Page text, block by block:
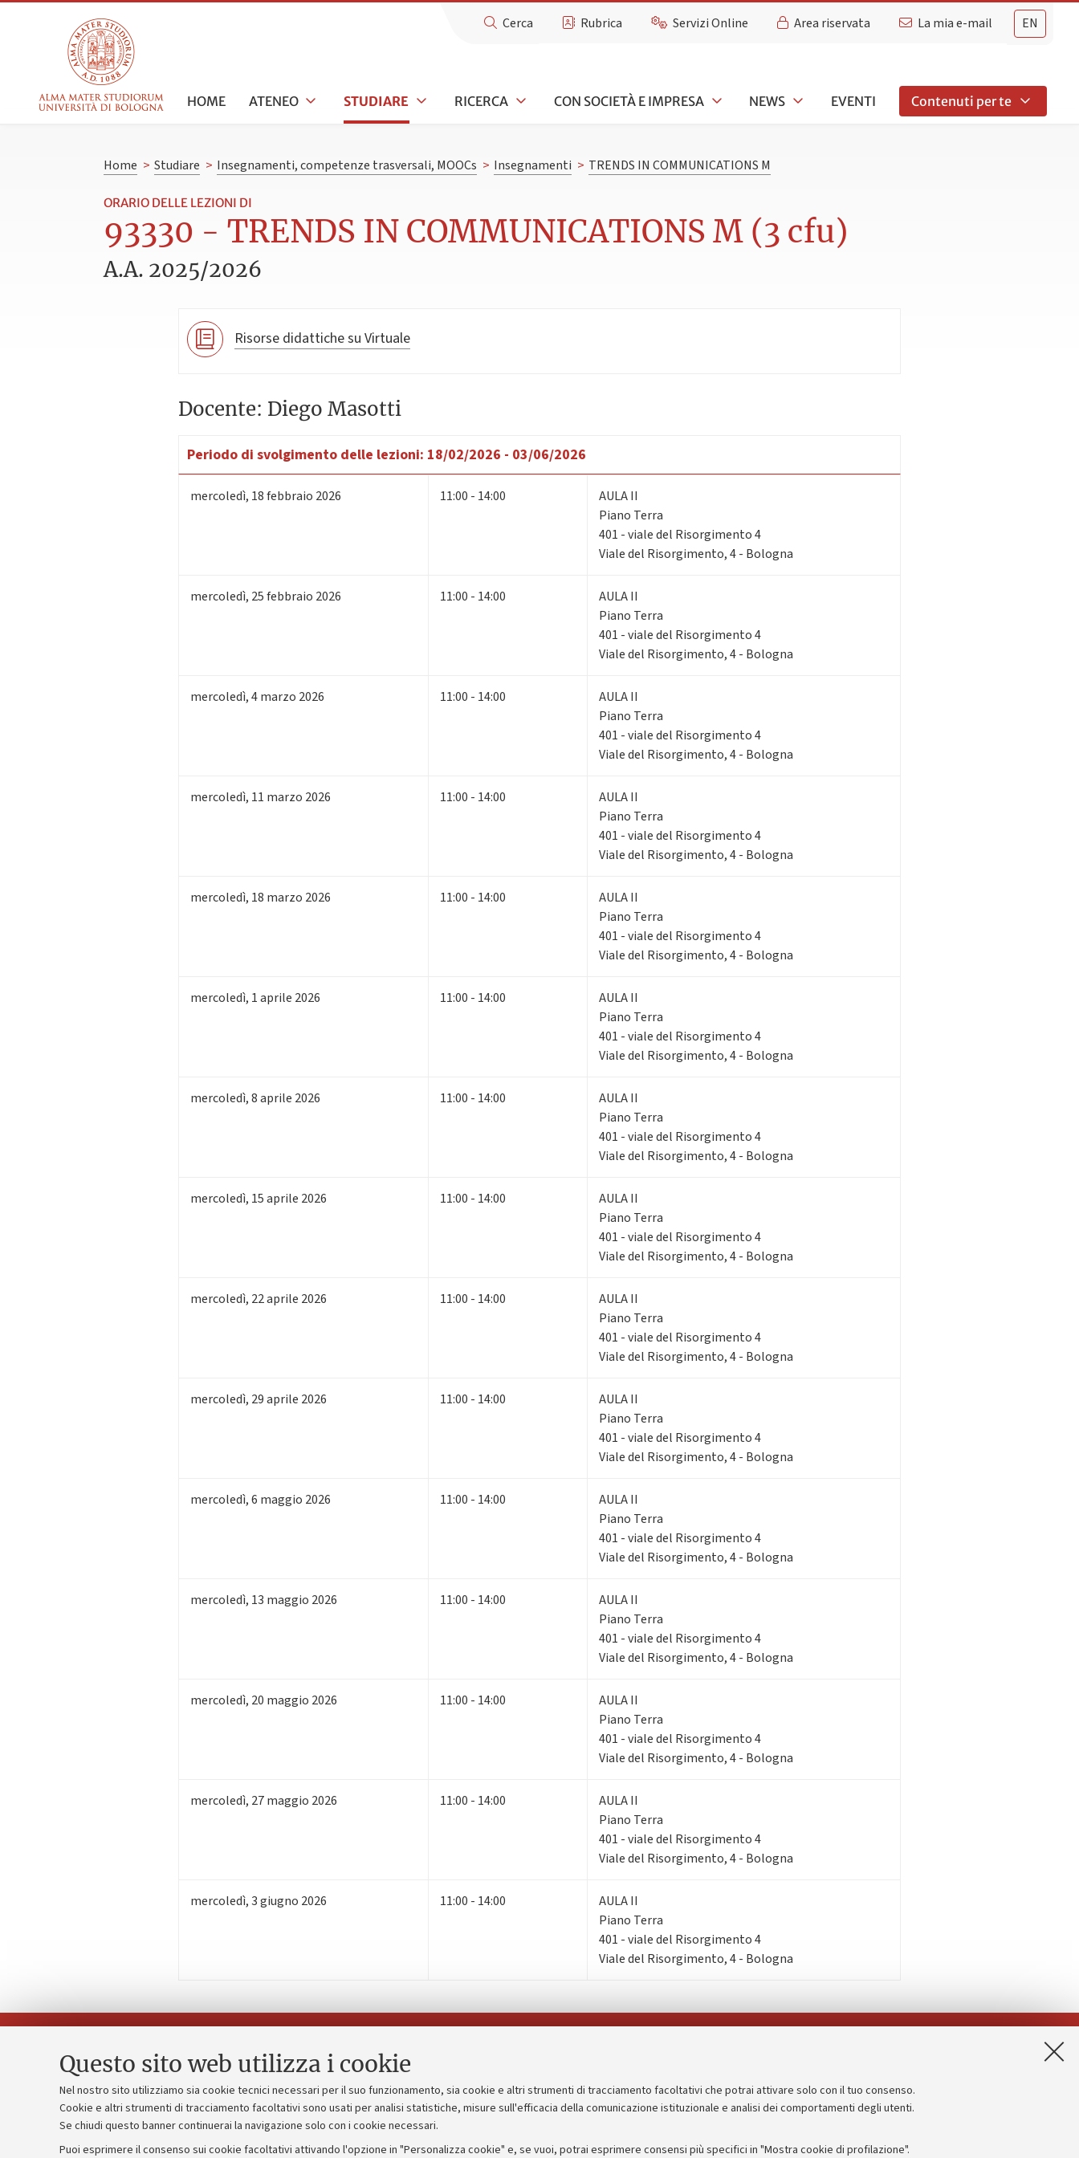
Questo sito web utilizza i cookie
Nel nostro sito utilizziamo sia cookie tecnici necessari per il suo funzionamento, sia cookie e altri strumenti di tracciamento facoltativi che potrai attivare solo con il tuo consenso.
Cookie e altri strumenti di tracciamento facoltativi sono usati per analisi statistiche, misure sull'efficacia della comunicazione istituzionale e analisi dei comportamenti degli utenti.
Se chiudi questo banner continuerai la navigazione solo con i cookie necessari.
Puoi esprimere il consenso sui cookie facoltativi attivando l'opzione in "Personalizza cookie" e, se vuoi, potrai esprimere consensi più specifici in "Mostra cookie di profilazione".
EN
Cerca Rubrica Servizi Online Area riservata La mia e-mail
HOME ATENEO STUDIARE RICERCA CON SOCIETÀ E IMPRESA NEWS EVENTI Contenuti per te
Home > Studiare > Insegnamenti, competenze trasversali, MOOCs > Insegnamenti > TRENDS IN COMMUNICATIONS M
ORARIO DELLE LEZIONI DI
93330 - TRENDS IN COMMUNICATIONS M (3 cfu)
A.A. 2025/2026
Risorse didattiche su Virtuale
Docente: Diego Masotti
Periodo di svolgimento delle lezioni: 18/02/2026 - 03/06/2026
mercoledì, 18febbraio 2026 11:00 - 14:00
AULA II
Piano Terra
401 - viale del Risorgimento 4
Viale del Risorgimento, 4 - Bologna
mercoledì, 25febbraio 2026 11:00 - 14:00
AULA II
Piano Terra
401 - viale del Risorgimento 4
Viale del Risorgimento, 4 - Bologna
mercoledì,4marzo 2026 11:00 - 14:00
AULA II
Piano Terra
401 - viale del Risorgimento 4
Viale del Risorgimento, 4 - Bologna
mercoledì, 11 marzo 2026 11:00 - 14:00
AULA II
Piano Terra
401 - viale del Risorgimento 4
Viale del Risorgimento, 4 - Bologna
mercoledì, 18 marzo 2026 11:00 - 14:00
AULA II
Piano Terra
401 - viale del Risorgimento 4
Viale del Risorgimento, 4 - Bologna
mercoledì, 1aprile 2026 11:00 - 14:00
AULA II
Piano Terra
401 - viale del Risorgimento 4
Viale del Risorgimento, 4 - Bologna
mercoledì,8aprile 2026 11:00 - 14:00
AULA II
Piano Terra
401 - viale del Risorgimento 4
Viale del Risorgimento, 4 - Bologna
mercoledì, 15aprile 2026 11:00 - 14:00
AULA II
Piano Terra
401 - viale del Risorgimento 4
Viale del Risorgimento, 4 - Bologna
mercoledì, 22aprile 2026 11:00 - 14:00
AULA II
Piano Terra
401 - viale del Risorgimento 4
Viale del Risorgimento, 4 - Bologna
mercoledì, 29aprile 2026 11:00 - 14:00
AULA II
Piano Terra
401 - viale del Risorgimento 4
Viale del Risorgimento, 4 - Bologna
mercoledì,6 maggio 2026 11:00 - 14:00
AULA II
Piano Terra
401 - viale del Risorgimento 4
Viale del Risorgimento, 4 - Bologna
mercoledì, 13 maggio 2026 11:00 - 14:00
AULA II
Piano Terra
401 - viale del Risorgimento 4
Viale del Risorgimento, 4 - Bologna
mercoledì, 20 maggio 2026 11:00 - 14:00
AULA II
Piano Terra
401 - viale del Risorgimento 4
Viale del Risorgimento, 4 - Bologna
mercoledì, 27maggio 2026 11:00 - 14:00
AULA II
Piano Terra
401 - viale del Risorgimento 4
Viale del Risorgimento, 4 - Bologna
mercoledì,3giugno 2026 11:00 - 14:00
AULA II
Piano Terra
401 - viale del Risorgimento 4
Viale del Risorgimento, 4 - Bologna
Contatti e PEC
Uffici dell'amministrazione generale
Piano strategico
Bilanci
Bandi, gare e concorsi
Informazioni sul sito e accessibilità